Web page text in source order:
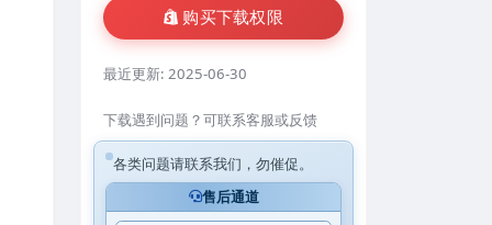
购买下载权限
最近更新: 2025-06-30
下载遇到问题？可联系客服或反馈
各类问题请联系我们，勿催促。
售后通道